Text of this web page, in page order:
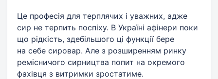
Це професія для терплячих і уважних, адже
сир не терпить поспіху. В Україні афінери поки
що рідкість, здебільшого ці функції бере
на себе сировар. Але з розширенням ринку
ремісничого сирництва попит на окремого
фахівця з витримки зростатиме.